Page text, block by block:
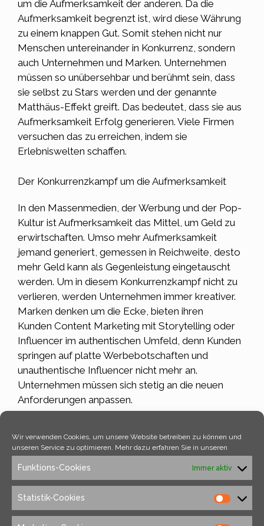
Wir verwenden Cookies, um unsere Website betreiben zu können und
unseren Service zu optimieren. Mehr dazu erfahren Sie in unseren
Funktions-Cookies Immer aktiv
Statistik-Cookies
um die Aufmerksamkeit der anderen. Da die
Aufmerksamkeit begrenzt ist, wird diese Währung
zu einem knappen Gut. Somit stehen nicht nur
Menschen untereinander in Konkurrenz, sondern
auch Unternehmen und Marken. Unternehmen
müssen so unübersehbar und berühmt sein, dass
sie selbst zu Stars werden und der genannte
Matthäus-Effekt greift. Das bedeutet, dass sie aus
Aufmerksamkeit Erfolg generieren. Viele Firmen
versuchen das zu erreichen, indem sie
Erlebniswelten schaffen.
Der Konkurrenzkampf um die Aufmerksamkeit
In den Massenmedien, der Werbung und der Pop-
Kultur ist Aufmerksamkeit das Mittel, um Geld zu
erwirtschaften. Umso mehr Aufmerksamkeit
jemand generiert, gemessen in Reichweite, desto
mehr Geld kann als Gegenleistung eingetauscht
werden. Um in diesem Konkurrenzkampfnicht zu
verlieren, werden Unternehmen immer kreativer.
Marken denken um die Ecke, bieten ihren
Kunden Content Marketing mit Storytelling oder
Influencer im authentischen Umfeld, denn Kunden
springen auf platte Werbebotschaften und
unauthentische Influencer nicht mehr an.
Unternehmen müssen sich stetig an die neuen
Anforderungen anpassen.
Kultur entwickelt sich kontinuierlich vorwärts und
hält so die Unternehmen und Personen im Kampf
um unsere Aufmerksamkeit auf Trab.
Kategorien
Allgemein